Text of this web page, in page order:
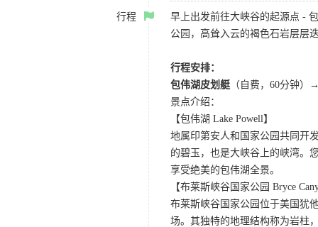
行程
早上出发前往大峡谷的起源点 -
公园，高耸入云的褐色石岩层层
行程安排：
包伟湖皮划艇 （自费，60分钟
景点介绍：
【包伟湖 Lake Powell】
地属印第安人和国家公园共同开
的碧玉，也是大峡谷上的峡湾。
享受绝美的包伟湖全景。
【布莱斯峡谷国家公园 Bryce
布莱斯峡谷国家公园位于美国犹
场。其独特的地理结构称为岩柱